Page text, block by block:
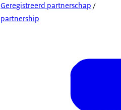
Geregistreerd partnerschap /
partnership